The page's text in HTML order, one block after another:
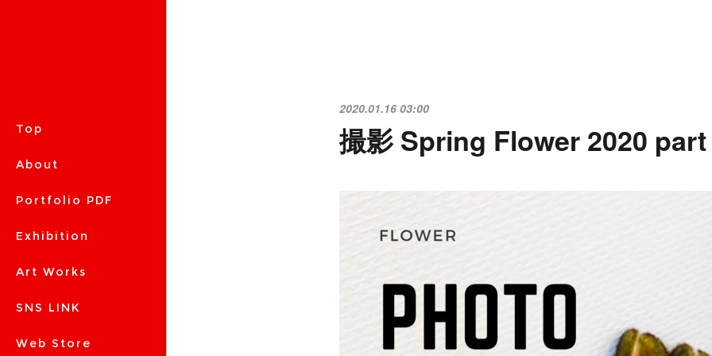
Top
About
Portfolio PDF
Exhibition
Art Works
SNS LINK
Web Store
2020.01.16 03:00
撮影 Spring Flower 2020